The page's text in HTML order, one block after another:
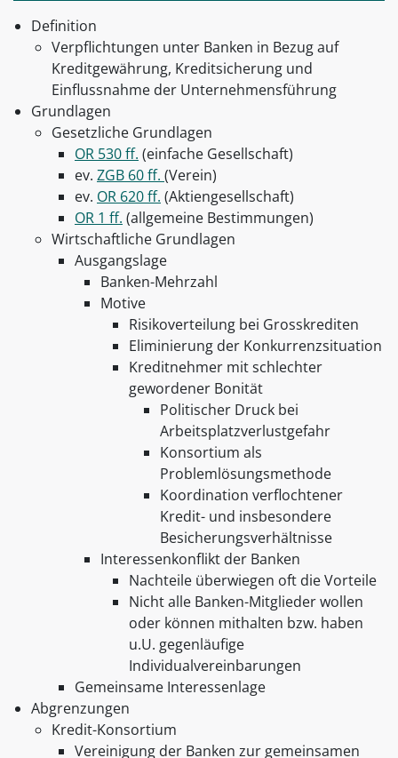
Definition
Verpflichtungen unter Banken in Bezug auf
Kreditgewährung, Kreditsicherung und
Einflussnahme der Unternehmensführung
Grundlagen
Gesetzliche Grundlagen
OR 530 ff. (einfache Gesellschaft)
ev. ZGB 60 ff. (Verein)
ev. OR 620 ff. (Aktiengesellschaft)
OR 1 ff. (allgemeine Bestimmungen)
Wirtschaftliche Grundlagen
Ausgangslage
Banken-Mehrzahl
Motive
Risikoverteilung bei Grosskrediten
Eliminierung der Konkurrenzsituation
Kreditnehmer mit schlechter
gewordener Bonität
Politischer Druck bei
Arbeitsplatzverlustgefahr
Konsortium als
Problemlösungsmethode
Koordination verflochtener
Kredit- und insbesondere
Besicherungsverhältnisse
Interessenkonflikt der Banken
Nachteile überwiegen oft die Vorteile
Nicht alle Banken-Mitglieder wollen
oder können mithalten bzw. haben
u.U. gegenläufige
Individualvereinbarungen
Gemeinsame Interessenlage
Abgrenzungen
Kredit-Konsortium
Vereinigung der Banken zur gemeinsamen